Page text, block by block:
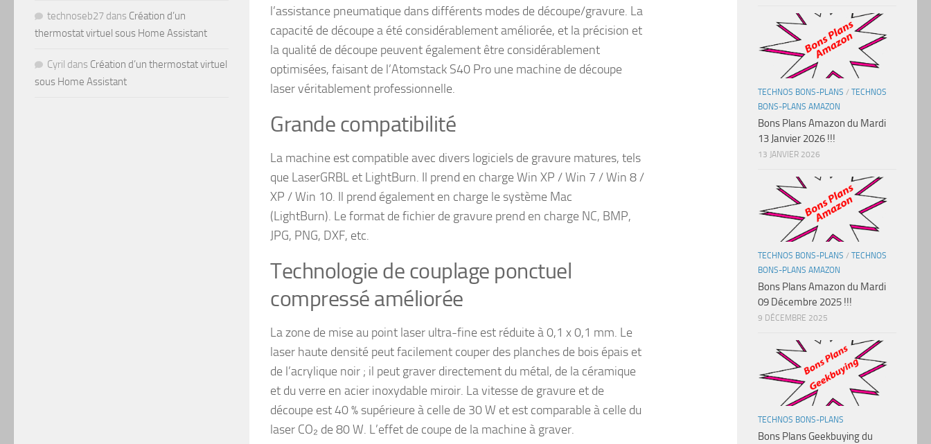
l’assistance pneumatique dans différents modes de découpe/gravure. La
capacité de découpe a été considérablement améliorée, et la précision et
la qualité de découpe peuvent également être considérablement
optimisées, faisant de l’Atomstack S40 Pro une machine de découpe
laser véritablement professionnelle.
Grande compatibilité
La machine est compatible avec divers logiciels de gravure matures, tels
que LaserGRBL et LightBurn. Il prend en charge Win XP / Win 7 / Win 8 /
XP / Win 10. Il prend également en charge le système Mac
(LightBurn). Le format de fichier de gravure prend en charge NC, BMP,
JPG, PNG, DXF, etc.
Technologie de couplage ponctuel
compressé améliorée
La zone de mise au point laser ultra-fine est réduite à 0,1 x 0,1 mm. Le
laser haute densité peut facilement couper des planches de bois épais et
de l’acrylique noir ; il peut graver directement du métal, de la céramique
et du verre en acier inoxydable miroir. La vitesse de gravure et de
découpe est 40 % supérieure à celle de 30 W et est comparable à celle du
laser CO₂ de 80 W. L’effet de coupe de la machine à graver.
technoseb27 dans Création d’un
thermostat virtuel sous Home Assistant
Cyril dans Création d’un thermostat virtuel
sous Home Assistant
TECHNOS BONS-PLANS / TECHNOS
BONS-PLANS AMAZON
Bons Plans Amazon du Mardi
13 Janvier 2026 !!!
13 JANVIER 2026
TECHNOS BONS-PLANS / TECHNOS
BONS-PLANS AMAZON
Bons Plans Amazon du Mardi
09 Décembre 2025 !!!
9 DÉCEMBRE 2025
TECHNOS BONS-PLANS
Bons Plans Geekbuying du